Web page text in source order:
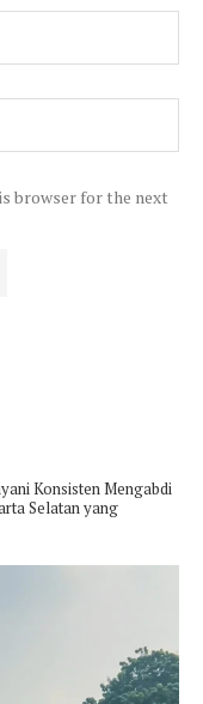
browser for the next
Konsisten Mengabdi
Selatan yang